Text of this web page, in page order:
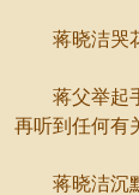
蒋晓洁哭花
蒋父举起手
再听到任何有
蒋晓洁沉默